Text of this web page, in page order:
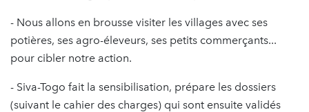
- Nous allons en brousse visiter les villages avec ses
potières, ses agro-éleveurs, ses petits commerçants...
pour cibler notre action.
- Siva-Togo fait la sensibilisation, prépare les dossiers
(suivant le cahier des charges) qui sont ensuite validés